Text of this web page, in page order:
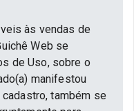
às vendas de
Web se
de Uso, sobre o
manifestou
também se